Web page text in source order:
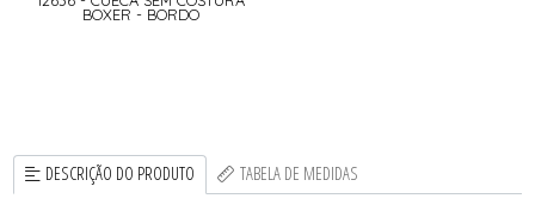
BOXER - BORDO
DESCRIÇÃO DO PRODUTO TABELA DE MEDIDAS